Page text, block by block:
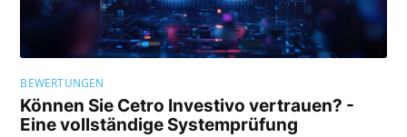
BEWERTUNGEN
Können Sie Cetro Investivo vertrauen? -
Eine vollständige Systemprüfung